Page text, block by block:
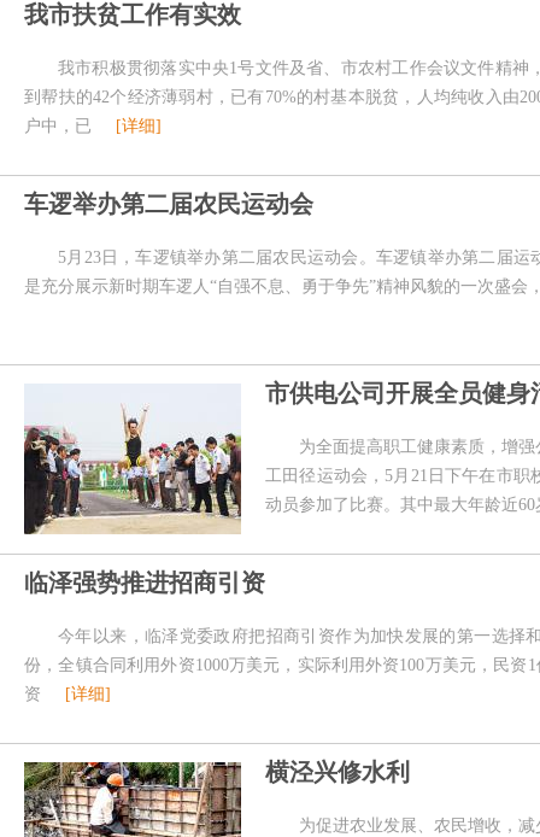
我市扶贫工作有实效
我市积极贯彻落实中央1号文件及省、市农村工作会议文件精
到帮扶的42个经济薄弱村，已有70%的村基本脱贫，人均纯收入由
户中，已
[详细]
车逻举办第二届农民运动会
5月23日，车逻镇举办第二届农民运动会。车逻镇举办第二届
是充分展示新时期车逻人“自强不息、勇于争先”精神风貌的一次盛会
市供电公司开展全员健身
为全面提高职工健康素质，增
工田径运动会，5月21日下午在市职
动员参加了比赛。其中最大年龄近
临泽强势推进招商引资
今年以来，临泽党委政府把招商引资作为加快发展的第一选择
份，全镇合同利用外资1000万美元，实际利用外资100万美元，民资
资
[详细]
横泾兴修水利
为促进农业发展、农民增收，